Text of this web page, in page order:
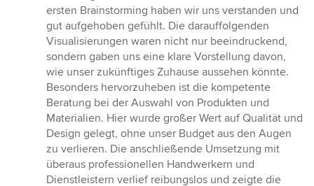
ersten Brainstorming haben wir uns verstanden und
gut aufgehoben gefühlt. Die darauffolgenden
Visualisierungen waren nicht nur beeindruckend,
sondern gaben uns eine klare Vorstellung davon,
wie unser zukünftiges Zuhause aussehen könnte.
Besonders hervorzuheben ist die kompetente
Beratung bei der Auswahl von Produkten und
Materialien. Hier wurde großer Wert auf Qualität und
Design gelegt, ohne unser Budget aus den Augen
zu verlieren. Die anschließende Umsetzung mit
überaus professionellen Handwerkern und
Dienstleistern verlief reibungslos und zeigte die